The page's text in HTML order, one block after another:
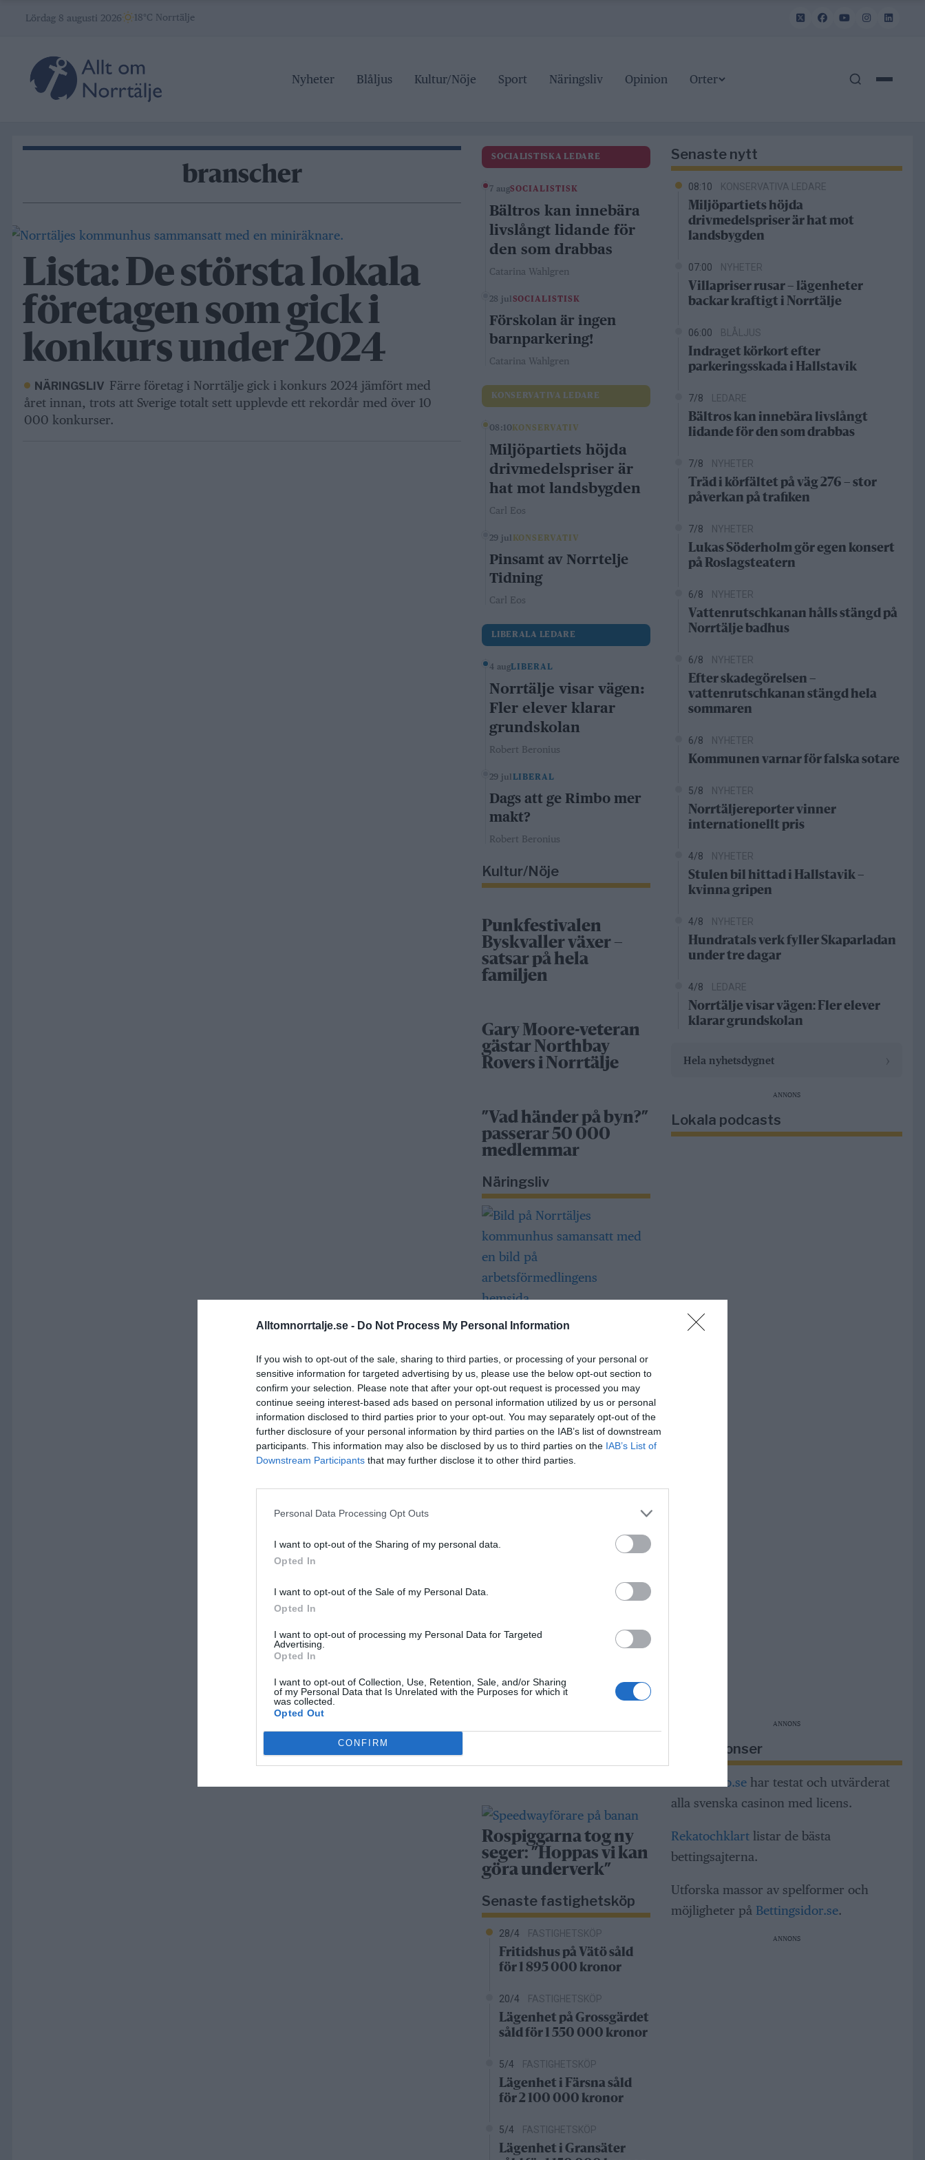
Alltomnorrtalje.se - Do Not Process My Personal Information
If you wish to opt-out of the sale, sharing to third parties, or processing of your personal or
sensitive information for targeted advertising by us, please use the below opt-out section to
confirm your selection. Please note that after your opt-out request is processed you may
continue seeing interest-based ads based on personal information utilized by us or personal
information disclosed to third parties prior to your opt-out. You may separately opt-out of the
further disclosure of your personal information by third parties on the IAB’s list of downstream
participants. This information may also be disclosed by us to third parties on the IAB’s List of
Downstream Participants that may further disclose it to other third parties.
Personal Data Processing Opt Outs
I want to opt-out of the Sharing of my personal data.
Opted In
I want to opt-out of the Sale of my Personal Data.
Opted In
I want to opt-out of processing my Personal Data for Targeted
Advertising.
Opted In
I want to opt-out of Collection, Use, Retention, Sale, and/or Sharing
of my Personal Data that Is Unrelated with the Purposes for which it
was collected.
Opted Out
CONFIRM
Lördag 8 augusti 2026 18°C Norrtälje
Nyheter Blåljus Kultur/Nöje Sport Näringsliv Opinion Orter
branscher
Lista: De största lokala
företagen som gick i
konkurs under 2024
NÄRINGSLIV Färre företag i Norrtälje gick i konkurs 2024 jämfört med
året innan, trots att Sverige totalt sett upplevde ett rekordår med över 10
000 konkurser.
SOCIALISTISKA LEDARE
7 augSOCIALISTISK
Bältros kan innebära
livslångt lidande för
den som drabbas
Catarina Wahlgren
28 jul SOCIALISTISK
Förskolan är ingen
barnparkering!
Catarina Wahlgren
KONSERVATIVA LEDARE
08:10 KONSERVATIV
Miljöpartiets höjda
drivmedelspriser är
hat mot landsbygden
Carl Eos
29 jul KONSERVATIV
Pinsamt av Norrtelje
Tidning
Carl Eos
LIBERALA LEDARE
4 augLIBERAL
Norrtälje visar vägen:
Fler elever klarar
grundskolan
Robert Beronius
29 jul LIBERAL
Dags att ge Rimbo mer
makt?
Robert Beronius
Kultur/Nöje
Punkfestivalen
Byskvaller växer –
satsar på hela
familjen
Gary Moore-veteran
gästar Northbay
Rovers i Norrtälje
”Vad händer på byn?”
passerar 50 000
medlemmar
Näringsliv
Så många är
Norrtälje
Bino Drummond gör
comeback – tar plats
i styrelse
Säkerhetslösningar i
väljer inbrottslarm,
kameraövervakning och
för hemmamatch
mot serieledarna
fotbollsnätverk med
Rospiggarna tog ny
seger: ”Hoppas vi kan
göra underverk”
Senaste fastighetsköp
28/4 FASTIGHETSKÖP
Fritidshus på Vätö såld
för 1 895 000 kronor
20/4 FASTIGHETSKÖP
Lägenhet på Grossgärdet
såld för 1 550 000 kronor
5/4 FASTIGHETSKÖP
Lägenhet i Färsna såld
för 2 100 000 kronor
5/4 FASTIGHETSKÖP
Lägenhet i Gransäter
Senaste nytt
08:10 KONSERVATIVA LEDARE
Miljöpartiets höjda
drivmedelspriser är hat mot
landsbygden
07:00 NYHETER
Villapriser rusar – lägenheter
backar kraftigt i Norrtälje
06:00 BLÅLJUS
Indraget körkort efter
parkeringsskada i Hallstavik
7/8 LEDARE
Bältros kan innebära livslångt
lidande för den som drabbas
7/8 NYHETER
Träd i körfältet på väg 276 – stor
påverkan på trafiken
7/8 NYHETER
Lukas Söderholm gör egen konsert
på Roslagsteatern
6/8 NYHETER
Vattenrutschkanan hålls stängd på
Norrtälje badhus
6/8 NYHETER
Efter skadegörelsen –
vattenrutschkanan stängd hela
sommaren
6/8 NYHETER
Kommunen varnar för falska sotare
5/8 NYHETER
Norrtäljereporter vinner
internationellt pris
4/8 NYHETER
Stulen bil hittad i Hallstavik –
kvinna gripen
4/8 NYHETER
Hundratals verk fyller Skaparladan
under tre dagar
4/8 LEDARE
Norrtälje visar vägen: Fler elever
klarar grundskolan
Hela nyhetsdygnet
ANNONS
Lokala podcasts
ANNONS
Riksannonser
Casinorino.sehar testat och utvärderat
alla svenska casinon med licens.
Rekatochklartlistar de bästa
bettingsajterna.
Utforska massor av spelformer och
möjligheter på Bettingsidor.se.
ANNONS